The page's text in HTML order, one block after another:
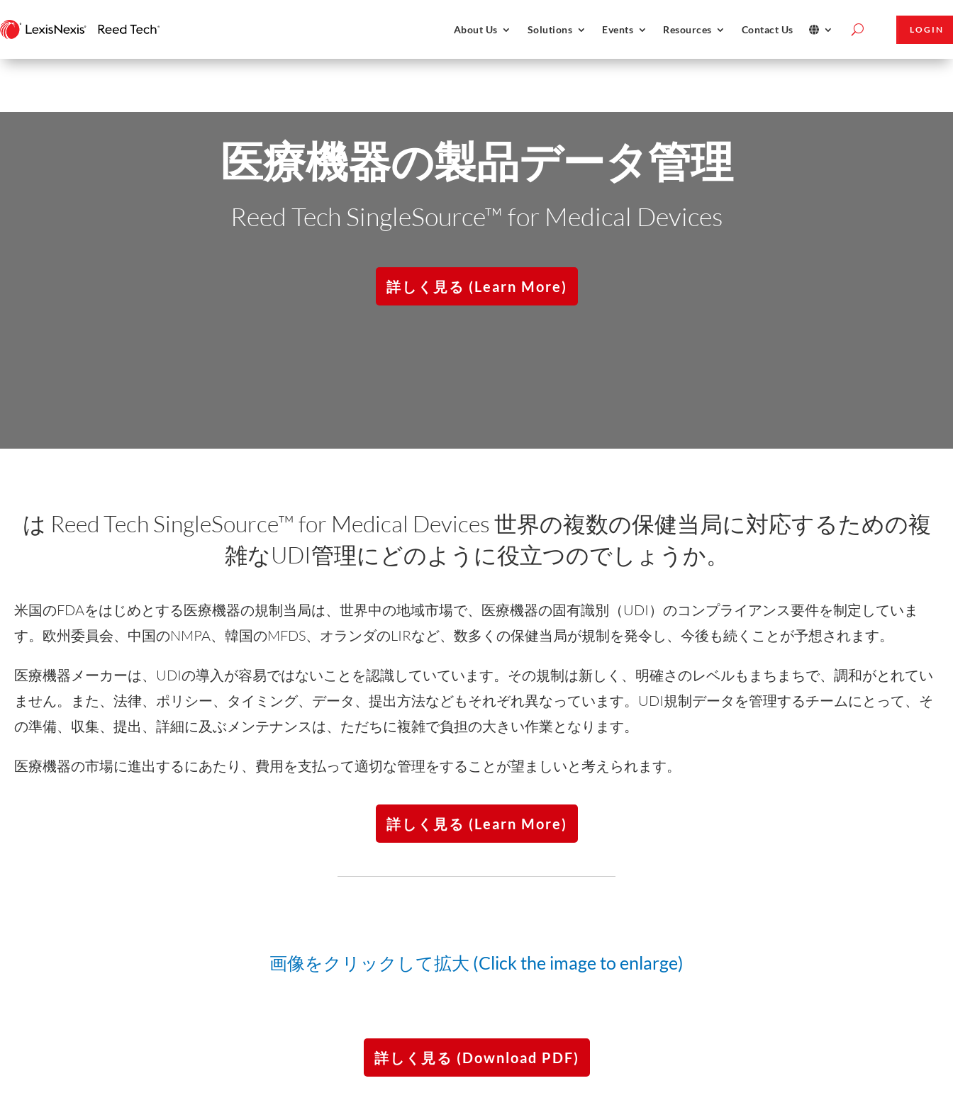
About Us Solutions Events Resources Contact Us LOGIN
医療機器の製品データ管理
Reed Tech SingleSource™ for Medical Devices
詳しく見る (Learn More)
は Reed Tech SingleSource™ for Medical Devices 世界の複数の保健当局に対応するための複
雑なUDI管理にどのように役立つのでしょうか。
米国のFDAをはじめとする医療機器の規制当局は、世界中の地域市場で、医療機器の固有識別（UDI）のコンプライアンス要件を制定していま
す。欧州委員会、中国のNMPA、韓国のMFDS、オランダのLIRなど、数多くの保健当局が規制を発令し、今後も続くことが予想されます。
医療機器メーカーは、UDIの導入が容易ではないことを認識していています。その規制は新しく、明確さのレベルもまちまちで、調和がとれてい
ません。また、法律、ポリシー、タイミング、データ、提出方法などもそれぞれ異なっています。UDI規制データを管理するチームにとって、そ
の準備、収集、提出、詳細に及ぶメンテナンスは、ただちに複雑で負担の大きい作業となります。
医療機器の市場に進出するにあたり、費用を支払って適切な管理をすることが望ましいと考えられます。
詳しく見る (Learn More)
画像をクリックして拡大 (Click the image to enlarge)
詳しく見る (Download PDF)